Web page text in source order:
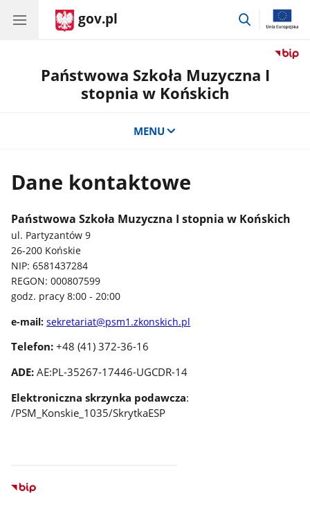
gov.pl
przejdź
Państwowa Szkoła Muzyczna I
stopnia w Końskich
MENU
Dane kontaktowe
Państwowa Szkoła Muzyczna I stopnia w Końskich
ul. Partyzantów 9
26-200 Końskie
NIP: 6581437284
REGON: 000807599
godz. pracy 8:00 - 20:00
e-mail: sekretariat@psm1.zkonskich.pl
Telefon:+48 (41) 372-36-16
ADE: AE:PL-35267-17446-UGCDR-14
Elektroniczna skrzynka podawcza:
/PSM_Konskie_1035/SkrytkaESP